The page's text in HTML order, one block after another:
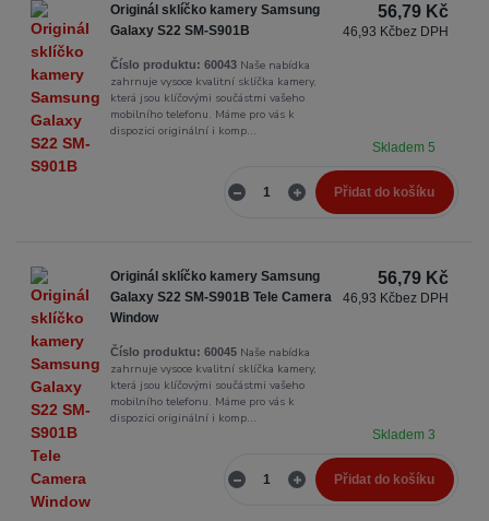
Originál sklíčko kamery Samsung
Galaxy S22 SM-S901B
Číslo produktu: 60043Naše nabídka
zahrnuje vysoce kvalitní sklíčka kamery,
která jsou klíčovými součástmi vašeho
mobilního telefonu. Máme pro vás k
dispozici originální i komp...
56,79 Kč
46,93 Kčbez DPH
Skladem 5
Přidat do košíku
Originál sklíčko kamery Samsung
Galaxy S22 SM-S901B Tele Camera
Window
Číslo produktu: 60045Naše nabídka
zahrnuje vysoce kvalitní sklíčka kamery,
která jsou klíčovými součástmi vašeho
mobilního telefonu. Máme pro vás k
dispozici originální i komp...
56,79 Kč
46,93 Kčbez DPH
Skladem 3
Přidat do košíku